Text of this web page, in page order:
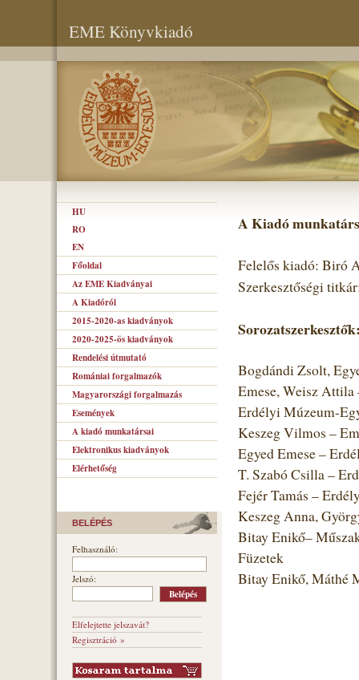
EME Könyvkiadó
HU
RO
EN
Főoldal
Az EME Kiadványai
A Kiadóról
2015-2020-as kiadványok
2020-2025-ös kiadványok
Rendelési útmutató
Romániai forgalmazók
Magyarországi forgalmazás
Események
A kiadó munkatársai
Elektronikus kiadványok
Elérhetőség
BELÉPÉS
Felhasználó:
Jelszó:
Elfelejtette jelszavát?
Regisztráció »
A Kiadó
Felelős kiadó: Biró
Szerkesztőségi
Bogdándi Zsolt,
Emese, Weisz Attila
Erdélyi Múzeum-
Keszeg Vilmos –
Egyed Emese –
T. Szabó Csilla –
Fejér Tamás –
Keszeg Anna,
Bitay Enikő–
Füzetek
Bitay Enikő, Máthé